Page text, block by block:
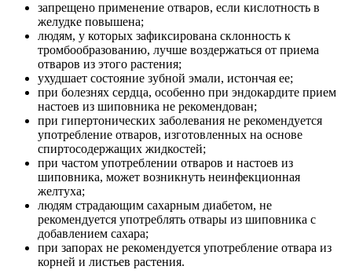
запрещено применение отваров, если кислотность в
желудке повышена;
людям, у которых зафиксирована склонность к
тромбообразованию, лучше воздержаться от приема
отваров из этого растения;
ухудшает состояние зубной эмали, истончая ее;
при болезнях сердца, особенно при эндокардите прием
настоев из шиповника не рекомендован;
при гипертонических заболевания не рекомендуется
употребление отваров, изготовленных на основе
спиртосодержащих жидкостей;
при частом употреблении отваров и настоев из
шиповника, может возникнуть неинфекционная
желтуха;
людям страдающим сахарным диабетом, не
рекомендуется употреблять отвары из шиповника с
добавлением сахара;
при запорах не рекомендуется употребление отвара из
корней и листьев растения.